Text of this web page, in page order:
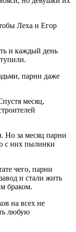
Леха и Егор
и каждый день
парни даже
месяц,
Но за месяц парни
с них пылинки
чего, парни
и стали жить
браком.
на всех не
любую